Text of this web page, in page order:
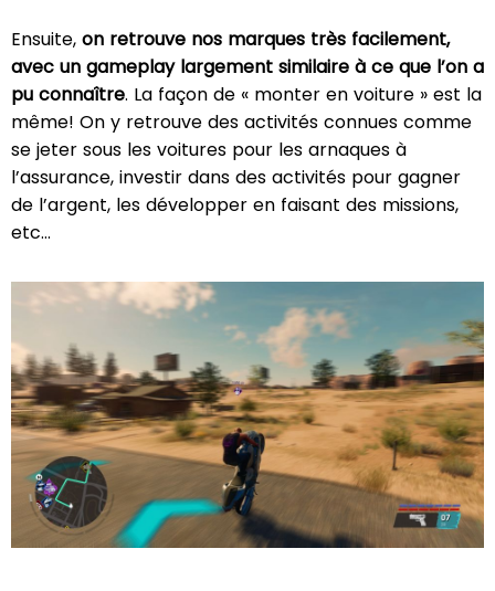
Ensuite, on retrouve nos marques très facilement,
avec un gameplay largement similaire à ce que l’on a
pu connaître. La façon de « monter en voiture » est la
même! On y retrouve des activités connues comme
se jeter sous les voitures pour les arnaques à
l’assurance, investir dans des activités pour gagner
de l’argent, les développer en faisant des missions,
etc…